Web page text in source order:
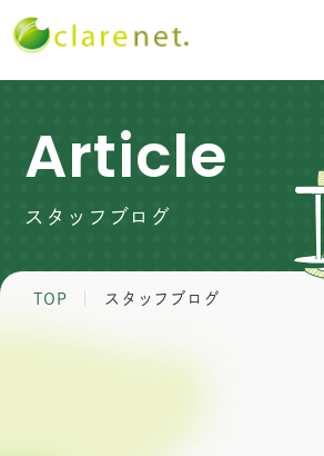
Article
スタッフブログ
TOP スタッフブログ